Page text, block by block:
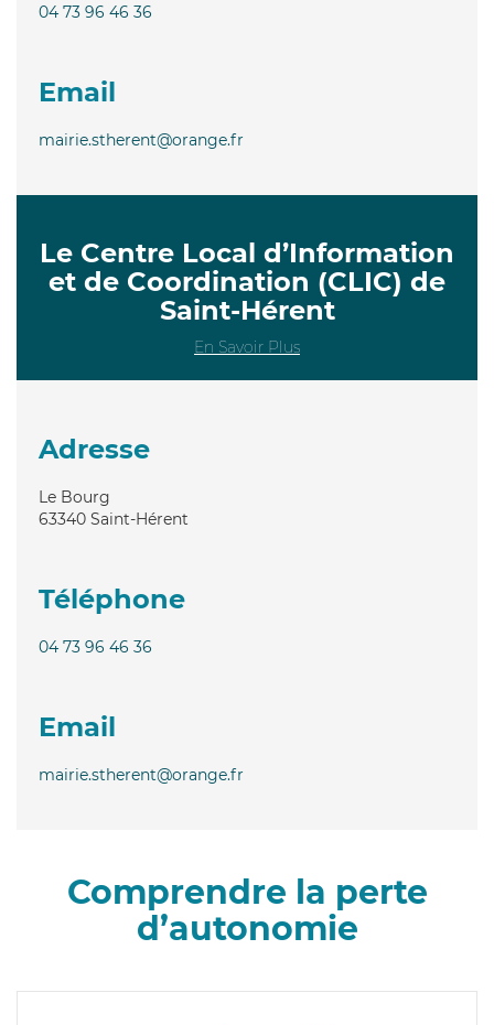
04 73 96 46 36
Email
mairie.stherent@orange.fr
Le Centre Local d’Information
et de Coordination (CLIC) de
Saint-Hérent
En Savoir Plus
Adresse
Le Bourg
63340 Saint-Hérent
Téléphone
04 73 96 46 36
Email
mairie.stherent@orange.fr
Comprendre la perte
d’autonomie